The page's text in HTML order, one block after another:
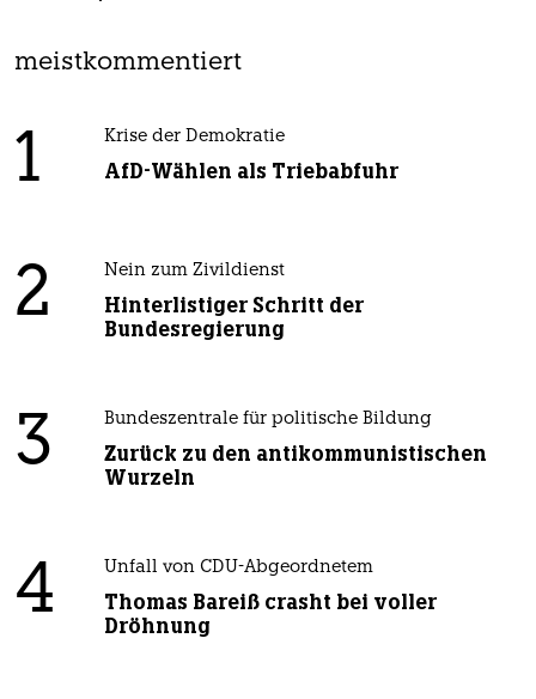
meistkommentiert
1 Krise der Demokratie
AfD-Wählen als Triebabfuhr
2 Nein zum Zivildienst
Hinterlistiger Schritt der
Bundesregierung
3 Bundeszentrale für politische Bildung
Zurück zu den antikommunistischen
Wurzeln
4 Unfall von CDU-Abgeordnetem
Thomas Bareiß crasht bei voller
Dröhnung